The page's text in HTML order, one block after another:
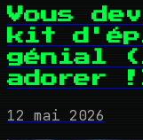
Vous
kit
génial
adorer
12 mai 2026